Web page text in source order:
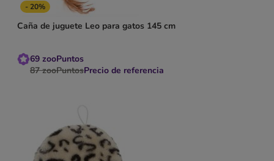
- 20%
Caña de juguete Leo para gatos 145 cm
69 zooPuntos
87 zooPuntosPrecio de referencia